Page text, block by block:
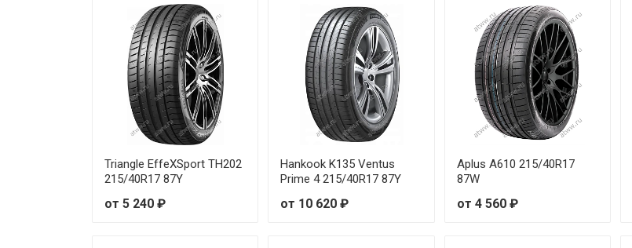
Toyo PROXES Comfort 205/55R17 95V
Toyo PROXES Comfort 215/45R18 93W
Toyo PROXES Comfort 215/50R17 95V
Toyo PROXES Comfort 215/50R18 92V
Toyo PROXES Comfort 215/55R17 98W
Toyo PROXES Comfort 215/55R18 99V
Triangle EffeXSport TH202
215/40R17 87Y
от 5 240 ₽
Hankook K135 Ventus
Prime 4 215/40R17 87Y
от 10 620 ₽
Aplus A610 215/40R17
87W
от 4 560 ₽